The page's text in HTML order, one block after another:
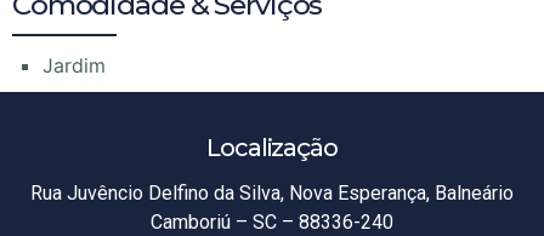
Jardim
Localização
Rua Juvêncio Delfino da Silva, Nova Esperança, Balneário
Camboriú – SC – 88336-240